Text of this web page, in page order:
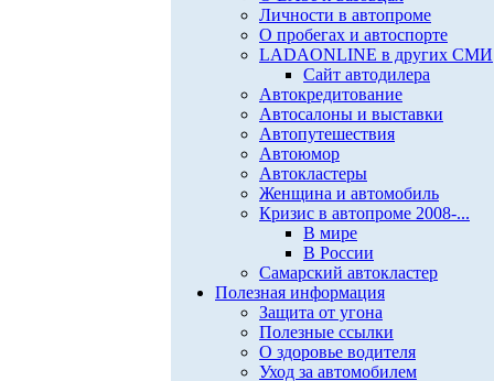
Личности в автопроме
О пробегах и автоспорте
LADAONLINE в других СМИ
Сайт автодилера
Автокредитование
Автосалоны и выставки
Автопутешествия
Автоюмор
Автокластеры
Женщина и автомобиль
Кризис в автопроме 2008-...
В мире
В России
Самарский автокластер
Полезная информация
Защита от угона
Полезные ссылки
О здоровье водителя
Уход за автомобилем